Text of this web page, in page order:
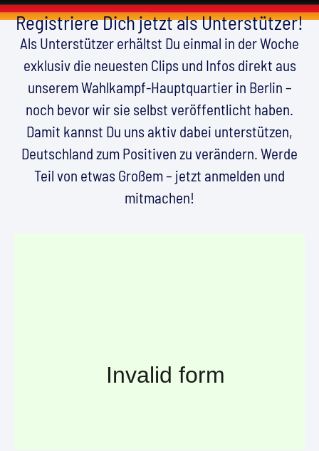
Registriere Dich jetzt als Unterstützer!
Als Unterstützer erhältst Du einmal in der Woche
exklusiv die neuesten Clips und Infos direkt aus
unserem Wahlkampf-Hauptquartier in Berlin –
noch bevor wir sie selbst veröffentlicht haben.
Damit kannst Du uns aktiv dabei unterstützen,
Deutschland zum Positiven zu verändern. Werde
Teil von etwas Großem – jetzt anmelden und
mitmachen!